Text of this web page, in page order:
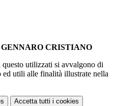
GENNARO CRISTIANO
utilizzati si avvalgono di
ed utili alle finalità illustrate nella
Accetta tutti i cookies